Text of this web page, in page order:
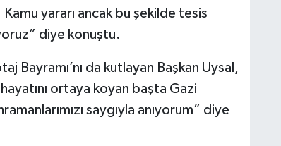
yararı ancak bu şekilde tesis
diye konuştu.
Bayramı’nı da kutlayan Başkan Uysal,
ortaya koyan başta Gazi
saygıyla anıyorum” diye